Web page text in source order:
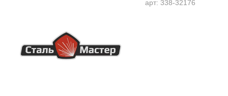
арт: 338-32176